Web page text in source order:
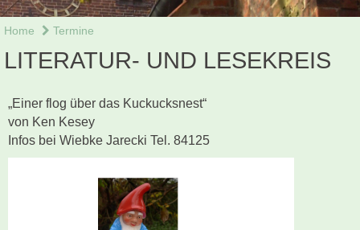
Home Termine
LITERATUR- UND LESEKREIS
„Einer flog über das Kuckucksnest“
von Ken Kesey
Infos bei Wiebke Jarecki Tel. 84125